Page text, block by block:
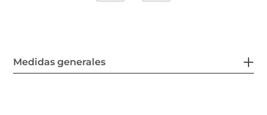
Medidas generales